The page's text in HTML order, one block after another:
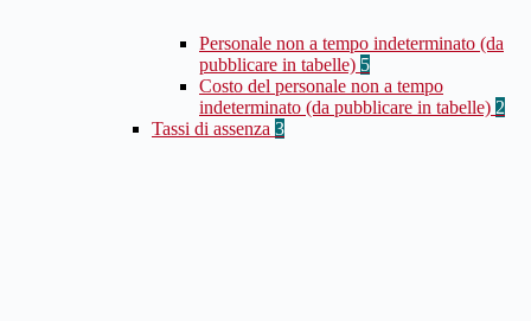
Personale non a tempo indeterminato (da
pubblicare in tabelle) 5
Costo del personale non a tempo
indeterminato (da pubblicare in tabelle) 2
Tassi di assenza 3